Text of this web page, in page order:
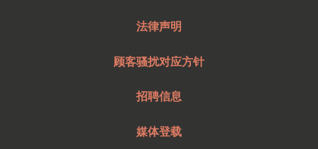
法律声明
顾客骚扰对应方针
招聘信息
媒体登载